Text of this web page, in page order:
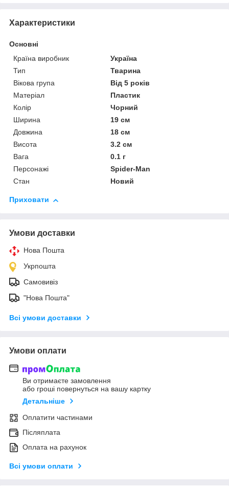
Характеристики
Основні
Країна виробник
Україна
Тип
Тварина
Вікова група
Від 5 років
Матеріал
Пластик
Колір
Чорний
Ширина
19 см
Довжина
18 см
Висота
3.2 см
Вага
0.1 г
Персонажі
Spider-Man
Стан
Новий
Приховати
Умови доставки
Нова Пошта
Укрпошта
Самовивіз
"Нова Пошта"
Всі умови доставки
Умови оплати
Ви отримаєте замовлення
або гроші повернуться на вашу картку
Детальніше
Оплатити частинами
Післяплата
Оплата на рахунок
Всі умови оплати